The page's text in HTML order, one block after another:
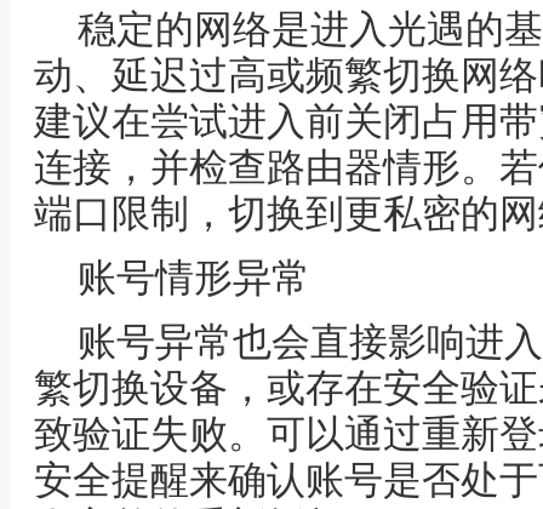
稳定的网络是进入光遇的
动、延迟过高或频繁切换网
建议在尝试进入前关闭占用
连接，并检查路由器情形。
端口限制，切换到更私密的
账号情形异常
账号异常也会直接影响进
繁切换设备，或存在安全验
致验证失败。可以通过重新
安全提醒来确认账号是否处